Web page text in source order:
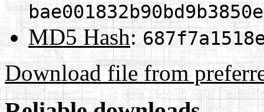
MD5 Hash:
Download file from